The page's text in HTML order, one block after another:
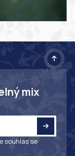
mix
souhlas se